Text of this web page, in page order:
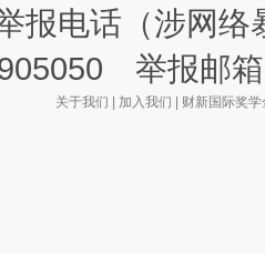
报电话（涉网
举报邮
关于我们 加入我们 财新国际奖学